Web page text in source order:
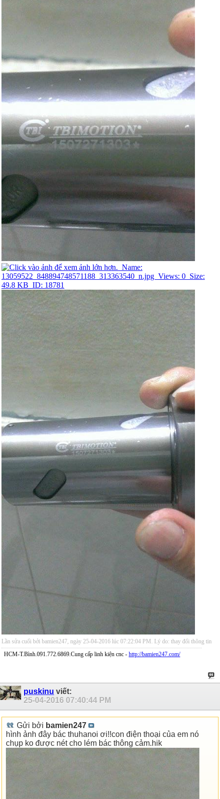
Lần sửa cuối bởi bamien247, ngày 25-04-2016 lúc 07:22:04 PM . Lý do: thay đổi thông tin
HCM-T.Bình.091.772.6869.Cung cấp linh kiện cnc - http://bamien247.com/
puskinu viết:
25-04-2016 07:40:44 PM
Gửi bởi bamien247
hình ảnh đây bác thuhanoi ơi!!con điện thoại của em nó
chụp ko được nét cho lém bác thông cảm.hik